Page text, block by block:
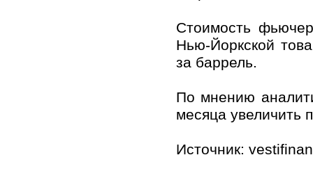
Стоимость
Нью-Йоркской
за баррель.
По мнению
месяца увеличить
Источник: